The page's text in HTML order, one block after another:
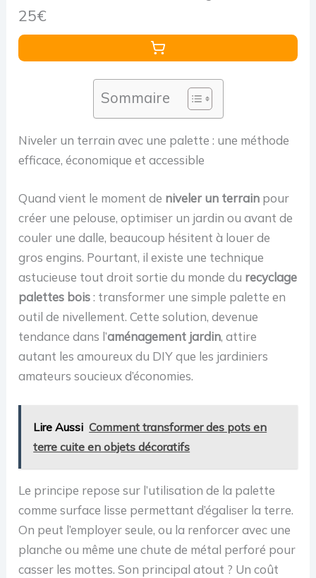
pour installation au sol, vis intérieure pour la
25€
Sommaire
Niveler un terrain avec une palette : une méthode
efficace, économique et accessible
Quand vient le moment de niveler un terrain pour
créer une pelouse, optimiser un jardin ou avant de
couler une dalle, beaucoup hésitent à louer de
gros engins. Pourtant, il existe une technique
astucieuse tout droit sortie du monde du recyclage
palettes bois: transformer une simple palette en
outil de nivellement. Cette solution, devenue
tendance dans l’aménagement jardin, attire
autant les amoureux du DIY que les jardiniers
amateurs soucieux d’économies.
Lire Aussi Comment transformer des pots en
terre cuite en objets décoratifs
Le principe repose sur l’utilisation de la palette
comme surface lisse permettant d’égaliser la terre.
On peut l’employer seule, ou la renforcer avec une
planche ou même une chute de métal perforé pour
casser les mottes. Son principal atout ? Un coût